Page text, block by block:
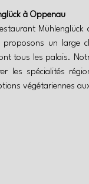
à Oppenau
un large
tous les palais.
les spécialités
végétariennes